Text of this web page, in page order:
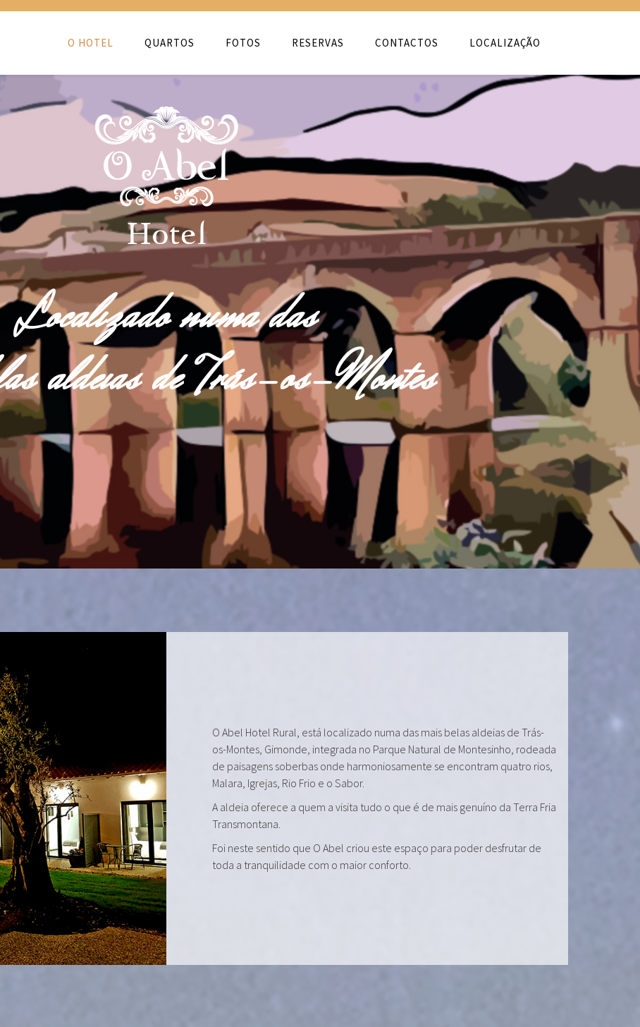
O HOTEL QUARTOS FOTOS RESERVAS CONTACTOS LOCALIZAÇÃO
Localizado numa das
aldeias de Trás-os-Montes
O Abel Hotel Rural, está localizado numa das mais belas aldeias de Trás-
os-Montes, Gimonde, integrada no Parque Natural de Montesinho, rodeada
de paisagens soberbas onde harmoniosamente se encontram quatro rios,
Malara, Igrejas, Rio Frio e o Sabor.
A aldeia oferece a quem a visita tudo o que é de mais genuíno da Terra Fria
Transmontana.
Foi neste sentido que O Abel criou este espaço para poder desfrutar de
toda a tranquilidade com o maior conforto.